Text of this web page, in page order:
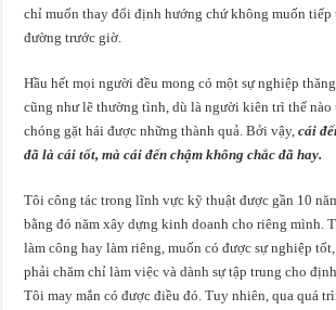
chỉ muốn thay đổi định hướng chứ không muốn tiếp
đường trước giờ.
Hầu hết mọi người đều mong có một sự nghiệp
cũng như lẽ thường tình, dù là người kiên trì thế
chóng gặt hái được những thành quả. Bởi vậy,cái
đã là cái tốt, mà cái đến chậm không chắc đã hay.
Tôi công tác trong lĩnh vực kỹ thuật được gần 10
bằng đó năm xây dựng kinh doanh cho riêng mình.
làm công hay làm riêng, muốn có được sự nghiệp
phải chăm chỉ làm việc và dành sự tập trung cho
Tôi may mắn có được điều đó. Tuy nhiên, qua quá